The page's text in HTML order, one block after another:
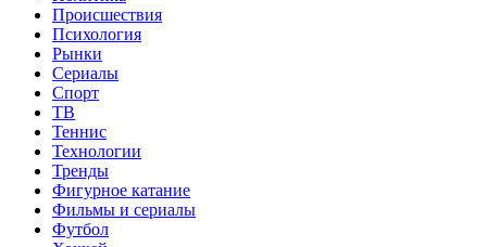
Происшествия
Психология
Рынки
Сериалы
Спорт
ТВ
Теннис
Технологии
Тренды
Фигурное катание
Фильмы и сериалы
Футбол